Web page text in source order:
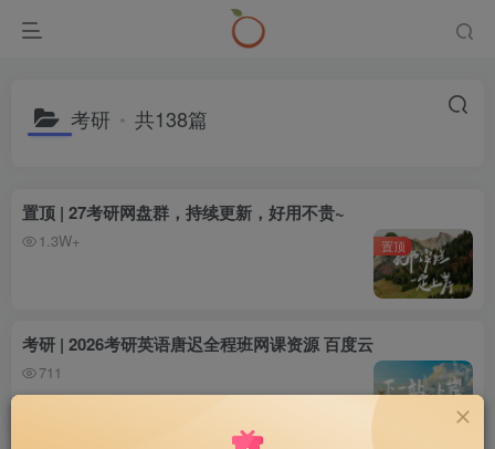
考研 共138篇
置顶 | 27考研网盘群，持续更新，好用不贵~
置顶
1.3W+
考研 | 2026考研英语唐迟全程班网课资源 百度云
711